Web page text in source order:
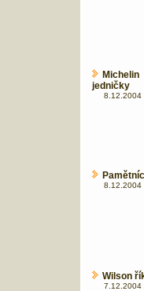
jedničky
8.12.2004
8.12.2004
Wilson
7.12.2004